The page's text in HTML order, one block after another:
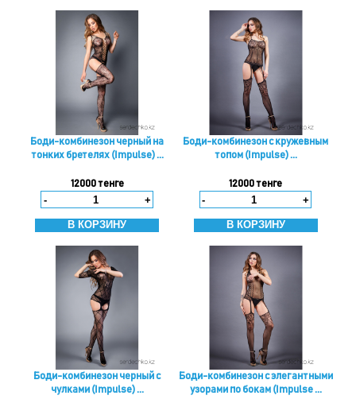
Боди-комбинезон черный на
тонких бретелях (Impulse) ...
12000 тенге
- +
Боди-комбинезон с кружевным
топом (Impulse) ...
12000 тенге
- +
Боди-комбинезон черный с
чулками (Impulse) ...
Боди-комбинезон с элегантными
узорами по бокам (Impulse ...